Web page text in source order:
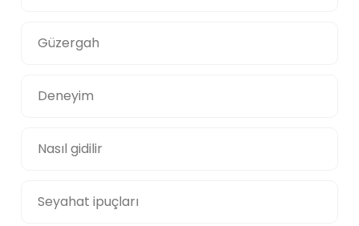
Güzergah
Deneyim
Nasıl gidilir
Seyahat ipuçları